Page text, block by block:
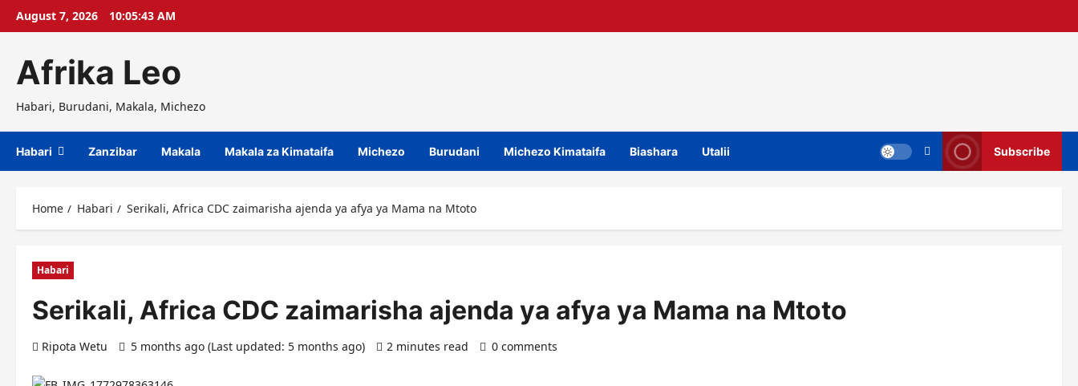
SkipAugust 7, 2026 10:05:44 AM
Afrika Leo
Habari, Burudani, Makala, Michezo
Habari Zanzibar Makala Makala za Kimataifa Michezo Burudani Michezo Kimataifa Biashara Utalii Subscribe
Home Habari Serikali, Africa CDC zaimarisha ajenda ya afya ya Mama na Mtoto
Habari
Serikali, Africa CDC zaimarisha ajenda ya afya ya Mama na Mtoto
Ripota Wetu 5 months ago (Last updated: 5 months ago) 2 minutes read 0 comments